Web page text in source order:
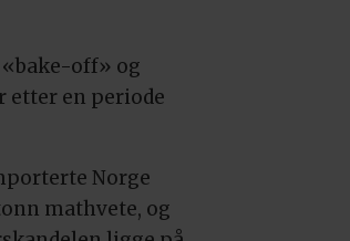
off» og
etter en periode
Norge
mathvete, og